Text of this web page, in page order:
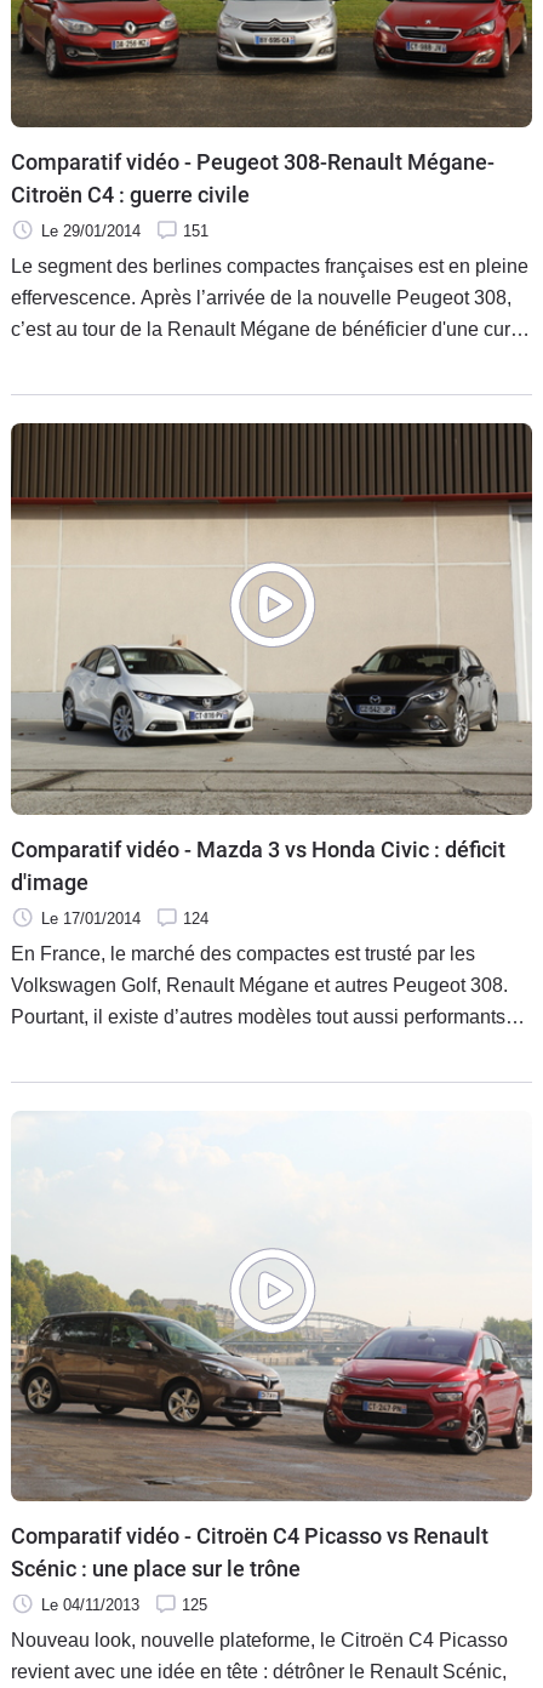
Comparatif vidéo - Peugeot 308-Renault Mégane-
Citroën C4 : guerre civile
Le 29/01/2014 151
Le segment des berlines compactes françaises est en pleine
effervescence. Après l’arrivée de la nouvelle Peugeot 308,
c’est au tour de la Renault Mégane de bénéficier d'une cure
ce que nous allons voir dans ce comparatif.
Comparatif vidéo - Mazda 3 vs Honda Civic : déficit
d'image
Le 17/01/2014 124
En France, le marché des compactes est trusté par les
Volkswagen Golf, Renault Mégane et autres Peugeot 308.
Pourtant, il existe d’autres modèles tout aussi performants
Honda Civic en font partie. Laquelle des deux s’imposera
comme la meilleure alternative ?
Comparatif vidéo - Citroën C4 Picasso vs Renault
Scénic : une place sur le trône
Le 04/11/2013 125
Nouveau look, nouvelle plateforme, le Citroën C4 Picasso
revient avec une idée en tête : détrôner le Renault Scénic,